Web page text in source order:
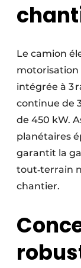
Le camion
motorisation
intégrée à 3
continue de
de 450 kW.
planétaires
garantit la
tout‑terrain
chantier.